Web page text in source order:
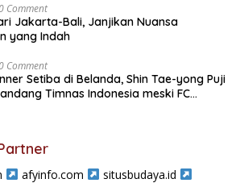
Comment
Jakarta-Bali, Janjikan Nuansa
yang Indah
Comment
Setiba di Belanda, Shin Tae-yong Puji
Timnas Indonesia meski FC
afyinfo.com
situsbudaya.id